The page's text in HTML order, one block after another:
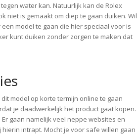
water kan. Natuurlijk kan de Rolex
niet is gemaakt om diep te gaan duiken. Wil
model te gaan die hier speciaal voor is
kunt duiken zonder zorgen te maken dat
model op korte termijn online te gaan
je daadwerkelijk het product gaat kopen.
gaan namelijk veel neppe websites en
intrapt. Mocht je voor safe willen gaan